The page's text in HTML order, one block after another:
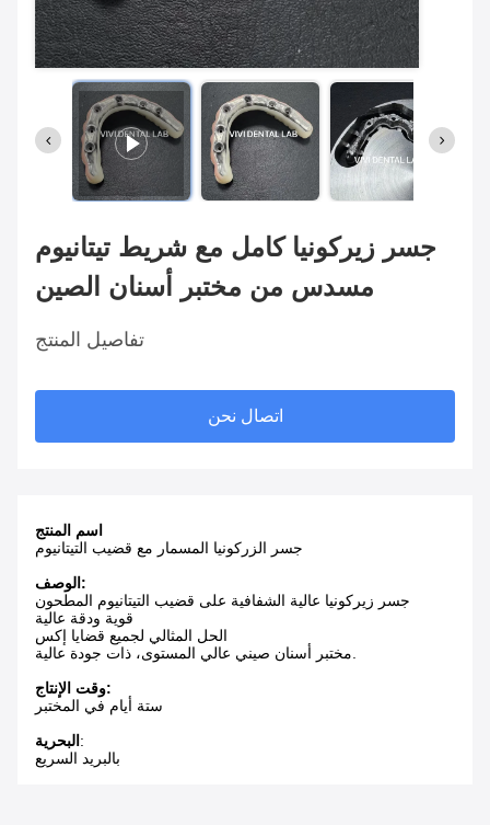
جسر زيركونيا كامل مع شريط تيتانيوم
مسدس من مختبر أسنان الصين
تفاصيل المنتج
اتصال نحن
اسم المنتج
جسر الزركونيا المسمار مع قضيب التيتانيوم
الوصف:
جسر زيركونيا عالية الشفافية على قضيب التيتانيوم المطحون
قوية ودقة عالية
الحل المثالي لجميع قضايا إكس
وقت الإنتاج:
ستة أيام في المختبر
البحرية :
بالبريد السريع